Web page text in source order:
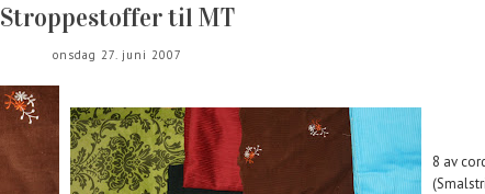
Stroppestoffer til MT
onsdag 27. juni 2007
8 av